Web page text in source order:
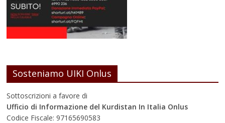
Sosteniamo UIKI Onlus
Sottoscrizioni a favore di
Ufficio di Informazione del Kurdistan In Italia Onlus
Codice Fiscale: 97165690583